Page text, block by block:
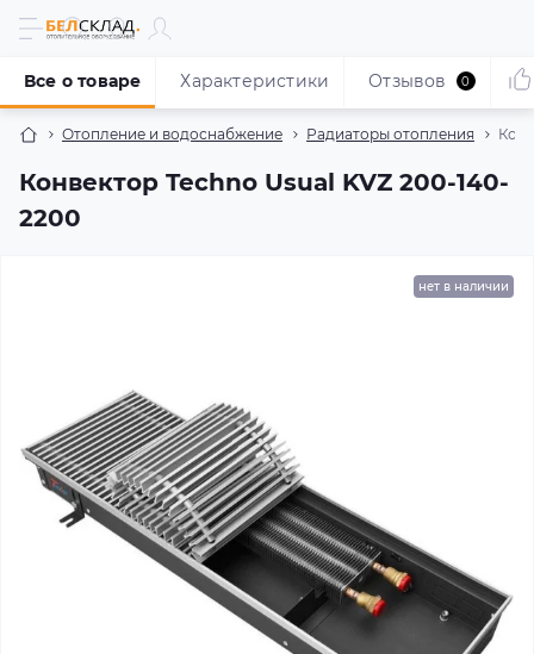
Отопление и водоснабжение Радиаторы отопления
Конвектор Techno Usual KVZ 200-140-
2200
Все о товаре Характеристики Отзывов 0
нет в наличии